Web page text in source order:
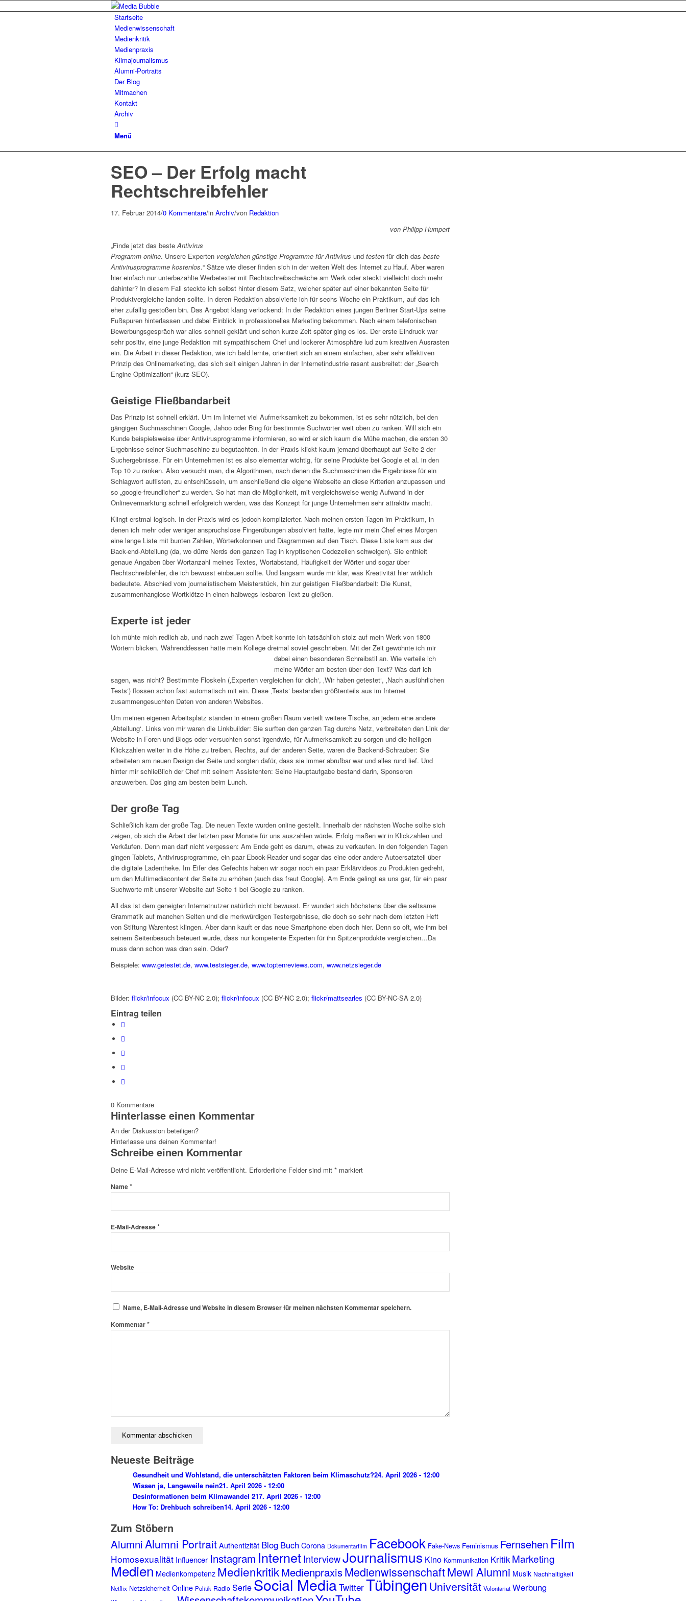
Startseite
Medienwissenschaft
Medienkritik
Medienpraxis
Klimajournalismus
Alumni-Portraits
Der Blog
Mitmachen
Kontakt
Archiv
Menü
SEO – Der Erfolg macht
Rechtschreibfehler
17. Februar 2014/0 Kommentare/in Archiv/von Redaktion
von Philipp Humpert
„Finde jetzt das besteAntivirus
Programm online. Unsere Experten vergleichen günstige Programme für Antivirus und testen für dich das beste
Antivirusprogramme kostenlos.“ Sätze wie dieser finden sich in der weiten Welt des Internet zu Hauf. Aber waren
hier einfach nur unterbezahlte Werbetexter mit Rechtschreibschwäche am Werk oder steckt vielleicht doch mehr
dahinter? In diesem Fall steckte ich selbst hinter diesem Satz, welcher später auf einer bekannten Seite für
Produktvergleiche landen sollte. In deren Redaktion absolvierte ich für sechs Woche ein Praktikum, auf das ich
eher zufällig gestoßen bin. Das Angebot klang verlockend: In der Redaktion eines jungen Berliner Start-Ups seine
Fußspuren hinterlassen und dabei Einblick in professionelles Marketing bekommen. Nach einem telefonischen
Bewerbungsgespräch war alles schnell geklärt und schon kurze Zeit später ging es los. Der erste Eindruck war
sehr positiv, eine junge Redaktion mit sympathischem Chef und lockerer Atmosphäre lud zum kreativen Ausrasten
ein. Die Arbeit in dieser Redaktion, wie ich bald lernte, orientiert sich an einem einfachen, aber sehr effektiven
Prinzip des Onlinemarketing, das sich seit einigen Jahren in der Internetindustrie rasant ausbreitet: der „Search
Engine Optimization“ (kurz SEO).
Geistige Fließbandarbeit
Das Prinzip ist schnell erklärt. Um im Internet viel Aufmerksamkeit zu bekommen, ist es sehr nützlich, bei den
gängigen Suchmaschinen Google, Jahoo oder Bing für bestimmte Suchwörter weit oben zu ranken. Will sich ein
Kunde beispielsweise über Antivirusprogramme informieren, so wird er sich kaum die Mühe machen, die ersten 30
Ergebnisse seiner Suchmaschine zu begutachten. In der Praxis klickt kaum jemand überhaupt auf Seite 2 der
Suchergebnisse. Für ein Unternehmen ist es also elementar wichtig, für seine Produkte bei Google et al. in den
Top 10 zu ranken. Also versucht man, die Algorithmen, nach denen die Suchmaschinen die Ergebnisse für ein
Schlagwort auflisten, zu entschlüsseln, um anschließend die eigene Webseite an diese Kriterien anzupassen und
so „google-freundlicher“ zu werden. So hat man die Möglichkeit, mit vergleichsweise wenig Aufwand in der
Onlinevermarktung schnell erfolgreich werden, was das Konzept für junge Unternehmen sehr attraktiv macht.
Klingt erstmal logisch. In der Praxis wird es jedoch komplizierter. Nach meinen ersten Tagen im Praktikum, in
denen ich mehr oder weniger anspruchslose Fingerübungen absolviert hatte, legte mir mein Chef eines Morgen
eine lange Liste mit bunten Zahlen, Wörterkolonnen und Diagrammen auf den Tisch. Diese Liste kam aus der
Back-end-Abteilung (da, wo dürre Nerds den ganzen Tag in kryptischen Codezeilen schwelgen). Sie enthielt
genaue Angaben über Wortanzahl meines Textes, Wortabstand, Häufigkeit der Wörter und sogar über
Rechtschreibfehler, die ich bewusst einbauen sollte. Und langsam wurde mir klar, was Kreativität hier wirklich
bedeutete. Abschied vom journalistischem Meisterstück, hin zur geistigen Fließbandarbeit: Die Kunst,
zusammenhanglose Wortklötze in einen halbwegs lesbaren Text zu gießen.
Experte ist jeder
Ich mühte mich redlich ab, und nach zwei Tagen Arbeit konnte ich tatsächlich stolz auf mein Werk von 1800
Wörtern blicken. Währenddessen hatte mein Kollege dreimal soviel geschrieben. Mit der Zeit gewöhnte ich mir
dabei einen besonderen Schreibstil an. Wie verteile ich
meine Wörter am besten über den Text? Was darf ich
sagen, was nicht? Bestimmte Floskeln (‚Experten vergleichen für dich‘, ‚Wir haben getestet‘, ‚Nach ausführlichen
Tests‘) flossen schon fast automatisch mit ein. Diese ‚Tests‘ bestanden größtenteils aus im Internet
zusammengesuchten Daten von anderen Websites.
Um meinen eigenen Arbeitsplatz standen in einem großen Raum verteilt weitere Tische, an jedem eine andere
‚Abteilung‘. Links von mir waren die Linkbuilder: Sie surften den ganzen Tag durchs Netz, verbreiteten den Link der
Website in Foren und Blogs oder versuchten sonst irgendwie, für Aufmerksamkeit zu sorgen und die heiligen
Klickzahlen weiter in die Höhe zu treiben. Rechts, auf der anderen Seite, waren die Backend-Schrauber: Sie
arbeiteten am neuen Design der Seite und sorgten dafür, dass sie immer abrufbar war und alles rund lief. Und
hinter mir schließlich der Chef mit seinem Assistenten: Seine Hauptaufgabe bestand darin, Sponsoren
anzuwerben. Das ging am besten beim Lunch.
Der große Tag
Schließlich kam der große Tag. Die neuen Texte wurden online gestellt. Innerhalb der nächsten Woche sollte sich
zeigen, ob sich die Arbeit der letzten paar Monate für uns auszahlen würde. Erfolg maßen wir in Klickzahlen und
Verkäufen. Denn man darf nicht vergessen: Am Ende geht es darum, etwas zu verkaufen. In den folgenden Tagen
gingen Tablets, Antivirusprogramme, ein paar Ebook-Reader und sogar das eine oder andere Autoersatzteil über
die digitale Ladentheke. Im Eifer des Gefechts haben wir sogar noch ein paar Erklärvideos zu Produkten gedreht,
um den Multimediacontent der Seite zu erhöhen (auch das freut Google). Am Ende gelingt es uns gar, für ein paar
Suchworte mit unserer Website auf Seite 1 bei Google zu ranken.
All das ist dem geneigten Internetnutzer natürlich nicht bewusst. Er wundert sich höchstens über die seltsame
Grammatik auf manchen Seiten und die merkwürdigen Testergebnisse, die doch so sehr nach dem letzten Heft
von Stiftung Warentest klingen. Aber dann kauft er das neue Smartphone eben doch hier. Denn so oft, wie ihm bei
seinem Seitenbesuch beteuert wurde, dass nur kompetente Experten für ihn Spitzenprodukte vergleichen…Da
muss dann schon was dran sein. Oder?
Beispiele: www.getestet.de, www.testsieger.de, www.toptenreviews.com, www.netzsieger.de
Bilder: flickr/infocux (CC BY-NC 2.0); flickr/infocux (CC BY-NC 2.0); flickr/mattsearles (CC BY-NC-SA 2.0)
Eintrag teilen
0 Kommentare
Hinterlasse einen Kommentar
An der Diskussion beteiligen?
Hinterlasse uns deinen Kommentar!
Schreibe einen Kommentar
Deine E-Mail-Adresse wird nicht veröffentlicht. Erforderliche Felder sind mit * markiert
Name*
E-Mail-Adresse*
Website
Name, E-Mail-Adresse und Website in diesem Browser für meinen nächsten Kommentar speichern.
Kommentar*
Neueste Beiträge
Gesundheit und Wohlstand, die unterschätzten Faktoren beim Klimaschutz?24. April 2026 - 12:00
Wissen ja, Langeweile nein21. April 2026 - 12:00
Desinformationen beim Klimawandel 217. April 2026 - 12:00
How To: Drehbuch schreiben14. April 2026 - 12:00
Zum Stöbern
AlumniAlumni Portrait Authentizität Blog Buch Corona Dokumentarfilm Facebook Fake-News Feminismus Fernsehen Film
Homosexualität Influencer Instagram InternetInterviewJournalismus Kino Kommunikation Kritik Marketing
Medien Medienkompetenz MedienkritikMedienpraxisMedienwissenschaftMewi Alumni Musik Nachhaltigkeit
Netflix Netzsicherheit Online Politik Radio Serie Social MediaTwitterTübingenUniversität Volontariat Werbung